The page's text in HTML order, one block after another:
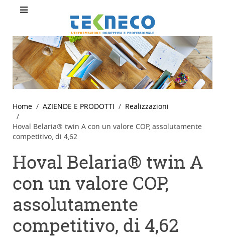
Home AZIENDE E PRODOTTI Realizzazioni
Hoval Belaria® twin A con un valore COP, assolutamente
competitivo, di 4,62
Hoval Belaria® twin A
con un valore COP,
assolutamente
competitivo, di 4,62